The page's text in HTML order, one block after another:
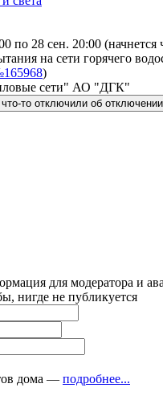
по 28 сен. 20:00 (начнется
на сети горячего
)
сети" АО "ДГК"
что-то отключили об отключении
для модератора и
нигде не публикуется
дома — подробнее...